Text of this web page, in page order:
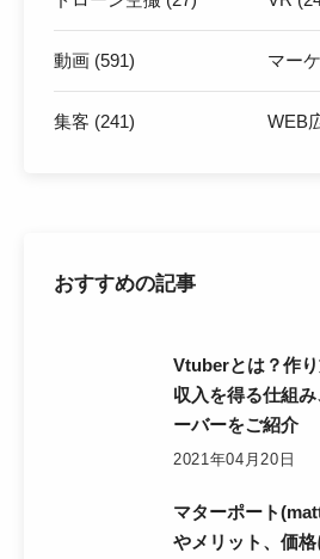
動画 (591) マー
集客 (241) WEB
おすすめの記事
Vtuberとは？作
収入を得る仕組
ーバーをご紹介
2021年04月20日
マターポート
やメリット、価